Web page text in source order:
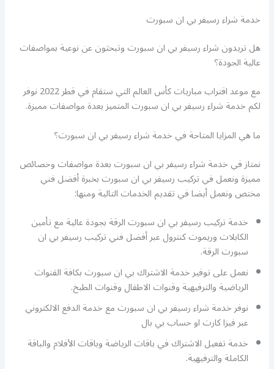
خدمة شراء رسيفر بي ان سبورت
هل تريدون شراء رسيفر بي ان سبورت وتبحثون عن نوعية بمواصفات
عالية الجودة؟
مع موعد اقتراب مباريات كأس العالم التي ستقام في قطر 2022 نوفر
لكم خدمة شراء رسيفر بي ان سبورت المتميز بعدة مواصفات مميزة.
ما هي المزايا المتاحة في خدمة شراء رسيفر بي ان سبورت؟
نمتاز في خدمة شراء رسيفر بي ان سبورت بعدة مواصفات وخصائص
مميزة ونعمل في تركيب رسيفر بي ان سبورت بخبرة أفضل فني
مختص ونعمل أيضا في تقديم الخدمات التالية ومنها:
خدمة تركيب رسيفر بي ان سبورت الرقة بجودة عالية مع تأمين
الكابلات وريموت كنترول عبر أفضل فني تركيب رسيفر بي ان
سبورت الرقة.
نعمل على توفير خدمة الاشتراك بي ان سبورت بكافة القنوات
الرياضية والترفيهية وقنوات الاطفال وقنوات الطبخ.
نوفر خدمة شراء رسيفر بي ان سبورت مع خدمة الدفع الالكتروني
عبر فيزا كارت او حساب بي بال
خدمة تفعيل الاشتراك في باقات الرياضة وباقات الأفلام والباقة
الكاملة والترفيهية.